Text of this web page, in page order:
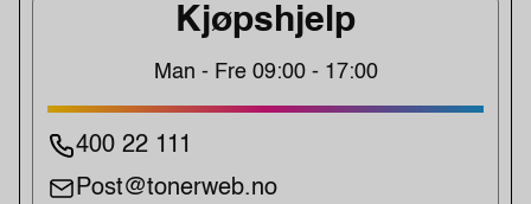
Kjøpshjelp
Man - Fre 09:00 - 17:00
400 22 111
Post@tonerweb.no